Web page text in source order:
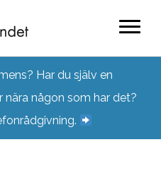
Har du själv en
någon som har det?